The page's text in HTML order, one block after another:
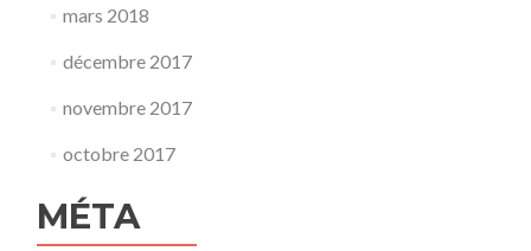
mars 2018
décembre 2017
novembre 2017
octobre 2017
MÉTA